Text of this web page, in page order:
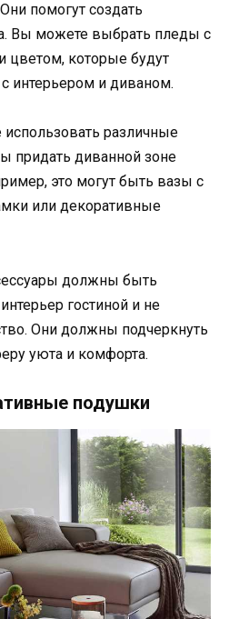
помогут создать
Вы можете выбрать пледы с
цветом, которые будут
с интерьером и диваном.
различные
придать диванной зоне
это могут быть вазы с
или декоративные
должны быть
гостиной и не
Они должны подчеркнуть
уюта и комфорта.
подушки